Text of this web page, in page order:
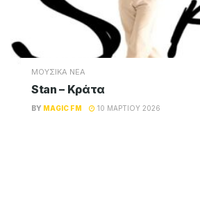
ΜΟΥΣΙΚΑ ΝΕΑ
Stan – Κράτα
BY MAGIC FM 10 ΜΑΡΤΊΟΥ 2026